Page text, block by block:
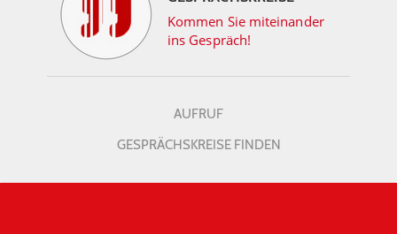
Kommen Sie miteinander
ins Gespräch!
AUFRUF
GESPRÄCHSKREISE FINDEN